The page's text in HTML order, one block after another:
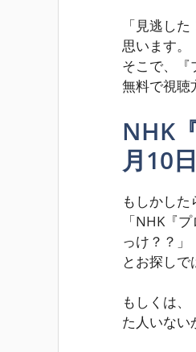
「見逃した
思います。
そこで、『
無料で視聴
NHK
月10
もしかした
「NHK『
っけ？？」
とお探しで
もしくは
た人いない